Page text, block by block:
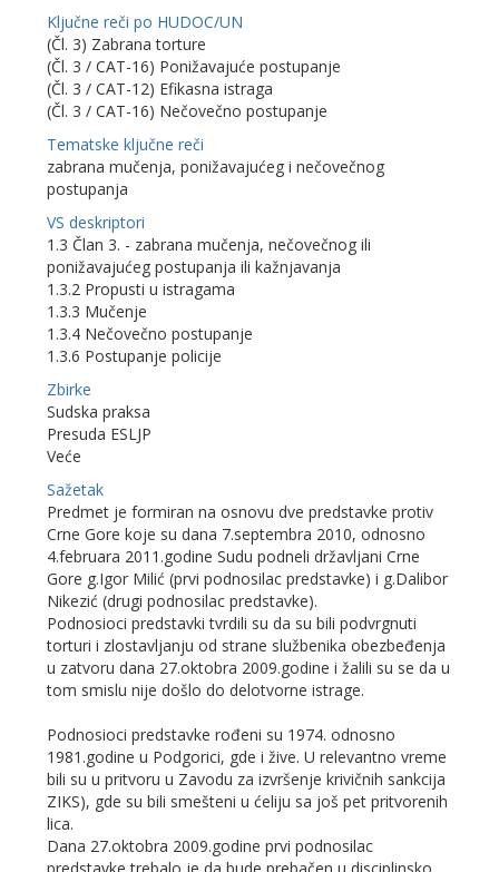
Ključne reči po HUDOC/UN
(Čl. 3) Zabrana torture
(Čl. 3 / CAT-16) Ponižavajuće postupanje
(Čl. 3 / CAT-12) Efikasna istraga
(Čl. 3 / CAT-16) Nečovečno postupanje
Tematske ključne reči
zabrana mučenja, ponižavajućeg i nečovečnog
postupanja
VS deskriptori
1.3 Član 3. - zabrana mučenja, nečovečnog ili
ponižavajućeg postupanja ili kažnjavanja
1.3.2 Propusti u istragama
1.3.3 Mučenje
1.3.4 Nečovečno postupanje
1.3.6 Postupanje policije
Zbirke
Sudska praksa
Presuda ESLJP
Veće
Sažetak
Predmet je formiran na osnovu dve predstavke protiv
Crne Gore koje su dana 7.septembra 2010, odnosno
4.februara 2011.godine Sudu podneli državljani Crne
Gore g.Igor Milić (prvi podnosilac predstavke) i g.Dalibor
Nikezić (drugi podnosilac predstavke).
Podnosioci predstavki tvrdili su da su bili podvrgnuti
torturi i zlostavljanju od strane službenika obezbeđenja
u zatvoru dana 27.oktobra 2009.godine i žalili su se da u
tom smislu nije došlo do delotvorne istrage.
Podnosioci predstavke rođeni su 1974. odnosno
1981.godine u Podgorici, gde i žive. U relevantno vreme
bili su u pritvoru u Zavodu za izvršenje krivičnih sankcija
ZIKS), gde su bili smešteni u ćeliju sa još pet pritvorenih
lica.
Dana 27.oktobra 2009.godine prvi podnosilac
predstavke trebalo je da bude prebačen u disciplinsko